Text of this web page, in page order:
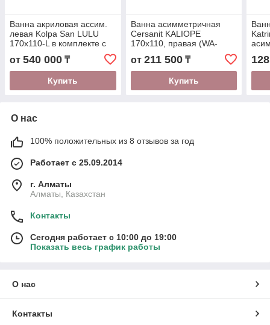
Ванна акриловая ассим.
левая Kolpa San LULU
170x110-L в комплекте с
каркасом (без сифона)
(5080002)
от 540 000 ₸
Купить
Ванна асимметричная
Cersanit KALIOPE
170x110, правая (WA-
KALIOPE*170-R)
от 211 500₸
Купить
О нас
100% положительных из 8 отзывов за год
Работает с 25.09.2014
г. Алматы
Алматы, Казахстан
Контакты
Сегодня работает с 10:00 до 19:00
Показать весь график работы
О нас
Контакты